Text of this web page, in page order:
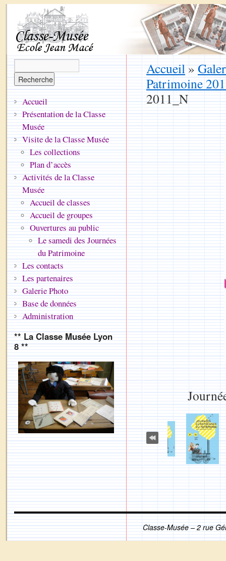
Accueil»
Patrimoine
2011_N
Accueil
Présentation de la Classe
Musée
Visite de la Classe Musée
Les collections
Plan d’accès
Activités de la Classe
Musée
Accueil de classes
Accueil de groupes
Ouvertures au public
Le samedi des Journées
du Patrimoine
Les contacts
Les partenaires
Galerie Photo
Base de données
Administration
** La Classe Musée Lyon
8 **
Classe-Musée – 2 rue